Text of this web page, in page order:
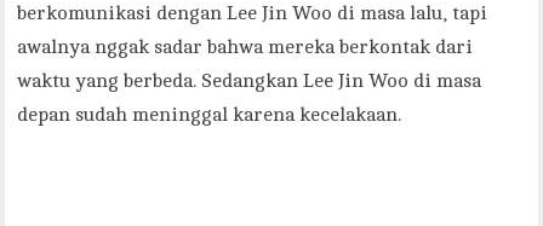
berkomunikasi dengan Lee Jin Woo di masa lalu, tapi
awalnya nggak sadar bahwa mereka berkontak dari
waktu yang berbeda. Sedangkan Lee Jin Woo di masa
depan sudah meninggal karena kecelakaan.